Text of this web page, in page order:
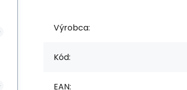
Výrobca:
Kód:
EAN: